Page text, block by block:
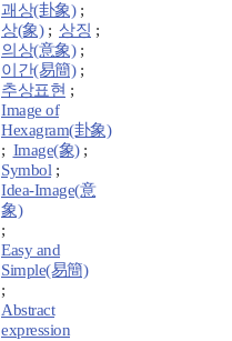
괘상(卦象);
상(象); 상징 ;
의상(意象);
이간(易簡);
추상표현 ;
Image of
Hexagram(卦象)
; Image(象);
Symbol;
Idea-Image(意
象)
;
Easy and
Simple(易簡)
;
Abstract
expression